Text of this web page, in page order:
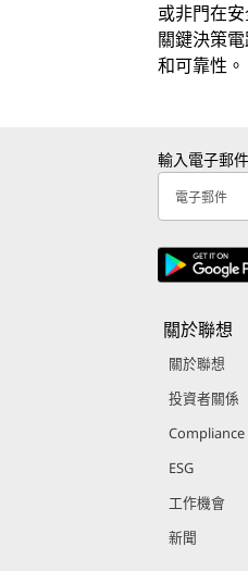
或非門在
關鍵決策
和可靠性。
輸入電子郵
電子郵件
關於聯想
關於聯想
投資者關係
Compliance
ESG
工作機會
新聞